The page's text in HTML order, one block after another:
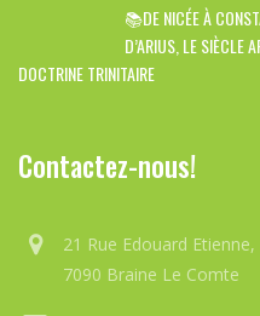
📚DE NICÉE À
D’ARIUS, LE SIÈCLE
DOCTRINE TRINITAIRE
Contactez-nous!
21 Rue Edouard Etienne,
7090 Braine Le Comte